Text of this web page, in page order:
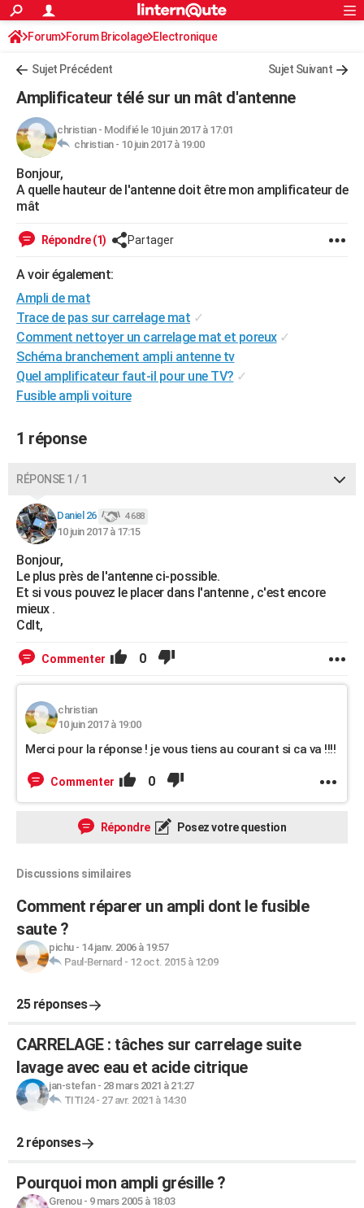
ACTUALITÉS
Politique
Société
Faits Divers
Education
Monde
Villes
+
FINANCE
Retraite
Impôts
Epargne
Immobilier
Risques naturels par ville
Banque
Assurance
Crédit
AUTO
Essais
Réserver un essai
Citadines
Berlines
SUV
Forum auto
+HIGH-TECH
Mobiles
Meilleur smartphone
Internet
Ordinateurs
Jeux vidéo
Guide high-tech
+
Forum
Aménagement intérieur
Extérieur
Cuisine
Salle de bains
Jardinage
Rangement
WEEK-END
Guides de France
Escapades
Patrimoine
Expositions
Musées
Week-end nature
+LIFESTYLE
Art de vivre
Bien-être
Loisirs
Mode
Modes de vie
SANTE
Alimentation
Guide de la santé
Maladies
Médicaments
Sommeil
VOYAGE
Destinations
City break
Voyage nature
Voyage de noces
Forum
Climat
+PHOTO
BONS PLANS
CARTE DE VOEUX
Carte de Noël
Carte Bonne année
Carte Saint-Valentin
Carte Pâques
Carte d'anniversaire
DICTIONNAIRE
Dictionnaire
Biographies
Citations
Expressions
Proverbes
COPAINS D'AVANT
S'inscrire
Se connecter
Lycées
Collèges
Primaires
Universités
Entreprises
Service militaire
Avis de recherche
AVIS DE DÉCÈS
FORUM
S'inscrire
Connexion
Forum Forum Bricolage Electronique
Sujet Précédent Sujet Suivant
Amplificateur télé sur un mât d'antenne
christian- Modifié le 10 juin 2017 à 17:01
christian - 10 juin 2017 à 19:00
Bonjour,
A quelle hauteur de l'antenne doit être mon amplificateur de
mât
Répondre (1) Partager
A voir également:
Ampli de mat
Trace de pas sur carrelage mat ✓
Comment nettoyer un carrelage mat et poreux ✓
Schéma branchement ampli antenne tv
Quel amplificateur faut-il pour une TV? ✓
Fusible ampli voiture
1 réponse
RÉPONSE 1 / 1
Daniel 26 4 688
10 juin 2017 à 17:15
Bonjour,
Le plus près de l'antenne ci-possible.
Et si vous pouvez le placer dans l'antenne , c'est encore
mieux .
Cdlt,
Commenter 0
christian
10 juin 2017 à 19:00
Merci pour la réponse ! je vous tiens au courant si ca va !!!!
Commenter 0
Répondre Posez votre question
Discussions similaires
Comment réparer un ampli dont le fusible
saute ?
pichu- 14 janv. 2006 à 19:57
Paul-Bernard - 12 oct. 2015 à 12:09
25 réponses
CARRELAGE : tâches sur carrelage suite
lavage avec eau et acide citrique
jan-stefan- 28 mars 2021 à 21:27
TITI24- 27 avr. 2021 à 14:30
2 réponses
Pourquoi mon ampli grésille ?
Grenou- 9 mars 2005 à 18:03